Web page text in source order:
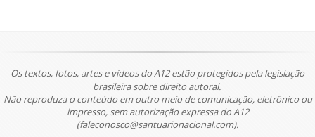
Os textos, fotos, artes e vídeos do A12 estão protegidos pela legislação
brasileira sobre direito autoral.
Não reproduza o conteúdo em outro meio de comunicação, eletrônico ou
impresso, sem autorização expressa do A12
(faleconosco@santuarionacional.com).